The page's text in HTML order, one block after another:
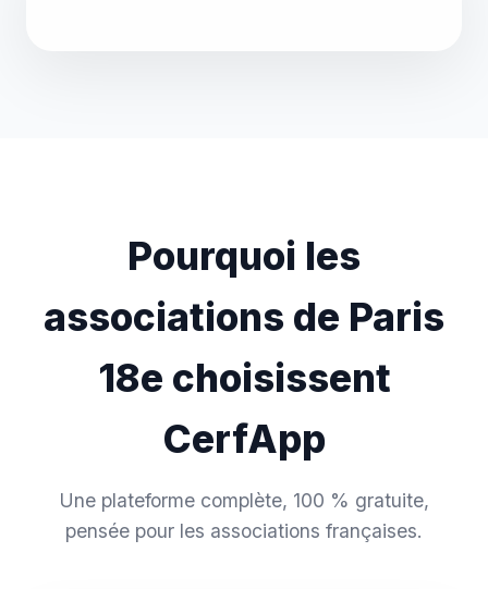
Pourquoi les
associations de Paris
18e choisissent
CerfApp
Une plateforme complète, 100 % gratuite,
pensée pour les associations françaises.